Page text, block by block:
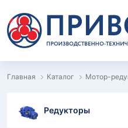
Главная Каталог Мотор-
Редукторы